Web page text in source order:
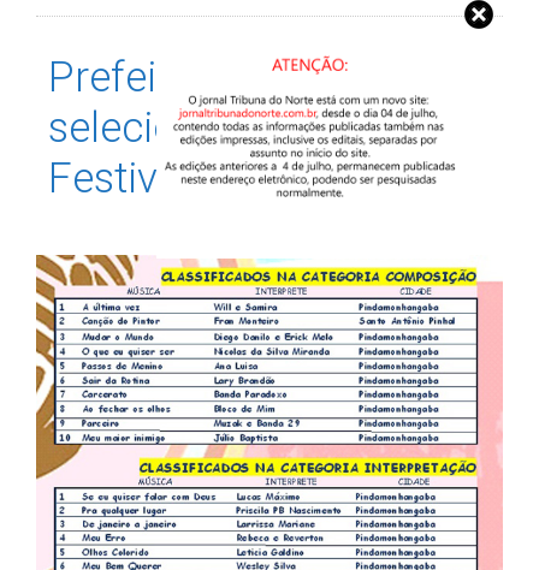
Prefeitura divulga
selecionados para
Festival da Juventude